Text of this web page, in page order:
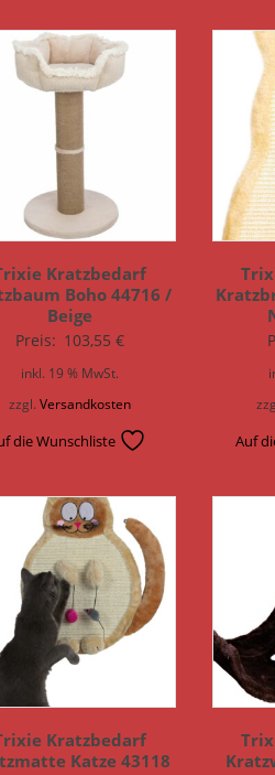
Kratzbedarf
Boho 44716 /
Beige
Preis: 103,55€
inkl. 19 % MwSt.
zzgl.Versandkosten
die Wunschliste Auf
Kratzbedarf
Katze 43118